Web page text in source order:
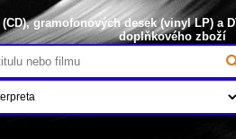
gramofonových desek (vinyl LP)
doplňkového zboží